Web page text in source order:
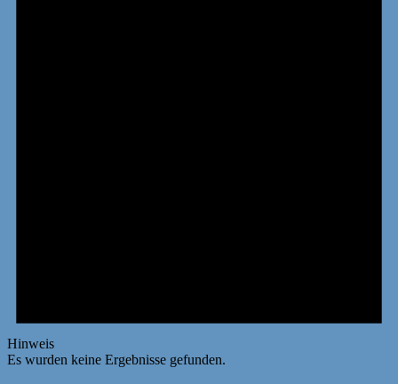
Hinweis
Es wurden keine Ergebnisse gefunden.